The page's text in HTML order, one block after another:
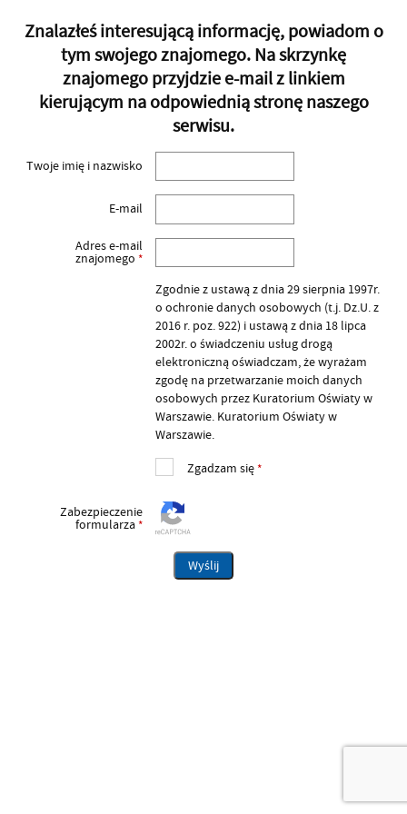
Znalazłeś interesującą informację, powiadom o
tym swojego znajomego. Na skrzynkę
znajomego przyjdzie e-mail z linkiem
kierującym na odpowiednią stronę naszego
serwisu.
Twoje imię i nazwisko
E-mail
Adres e-mail
znajomego *
Zgodnie z ustawą z dnia 29 sierpnia 1997r.
o ochronie danych osobowych (t.j. Dz.U. z
2016 r. poz. 922) i ustawą z dnia 18 lipca
2002r. o świadczeniu usług drogą
elektroniczną oświadczam, że wyrażam
zgodę na przetwarzanie moich danych
osobowych przez Kuratorium Oświaty w
Warszawie. Kuratorium Oświaty w
Warszawie.
Zgadzam się*
Zabezpieczenie
formularza*